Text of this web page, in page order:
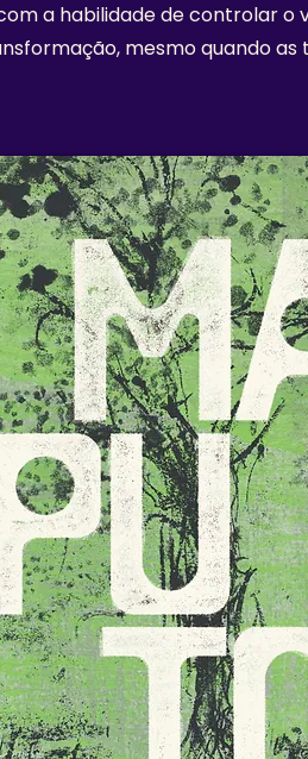
a habilidade de controlar
mesmo quando